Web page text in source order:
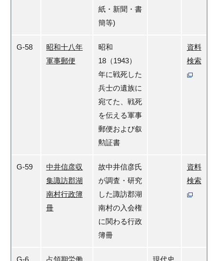
紙・新聞・書
簡等)
G-58
昭和十八年
軍事郵便
昭和
18（1943）
年に戦死した
兵士の遺族に
宛てた、戦死
を伝える軍事
郵便および叙
勲証書
資料
検索
G-59
中井信彦収
集諏訪郡湖
南村行政簿
冊
故中井信彦氏
が調査・研究
した諏訪郡湖
南村の入会権
に関わる行政
簿冊
資料
検索
G-6 占領期労働 現代史